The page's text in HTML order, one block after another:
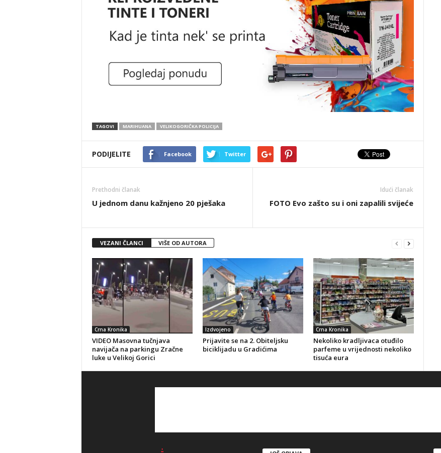
TAGOVI MARIHUANA VELIKOGORIČKA POLICIJA
PODIJELITE Facebook Twitter
Prethodni članak
U jednom danu kažnjeno 20 pješaka
Idući članak
FOTO Evo zašto su i oni zapalili svijeće
VEZANI ČLANCI VIŠE OD AUTORA
Crna Kronika
VIDEO Masovna tučnjava
navijača na parkingu Zračne
luke u Velikoj Gorici
Izdvojeno
Prijavite se na 2. Obiteljsku
biciklijadu u Gradićima
Crna Kronika
Nekoliko kradljivaca otuđilo
parfeme u vrijednosti nekoliko
tisuća eura